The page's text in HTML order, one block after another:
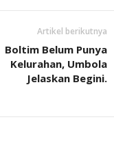
Artikel berikutnya
Boltim Belum Punya
Kelurahan, Umbola
Jelaskan Begini.